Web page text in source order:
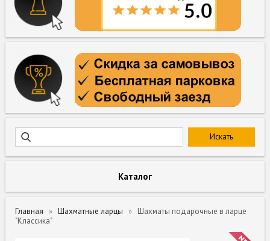
Каталог
Главная Шахматные ларцы
Шахматы подарочные в ларце
"Классика"